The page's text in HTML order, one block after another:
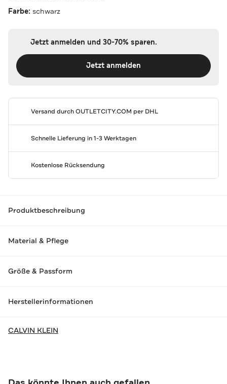
Farbe: schwarz
Jetzt anmelden und 30-70% sparen.
Jetzt anmelden
Versand durchOUTLETCITY.COM per DHL
Schnelle Lieferung in 1-3 Werktagen
Kostenlose Rücksendung
Produktbeschreibung
Material & Pflege
Größe & Passform
Herstellerinformationen
CALVIN KLEIN